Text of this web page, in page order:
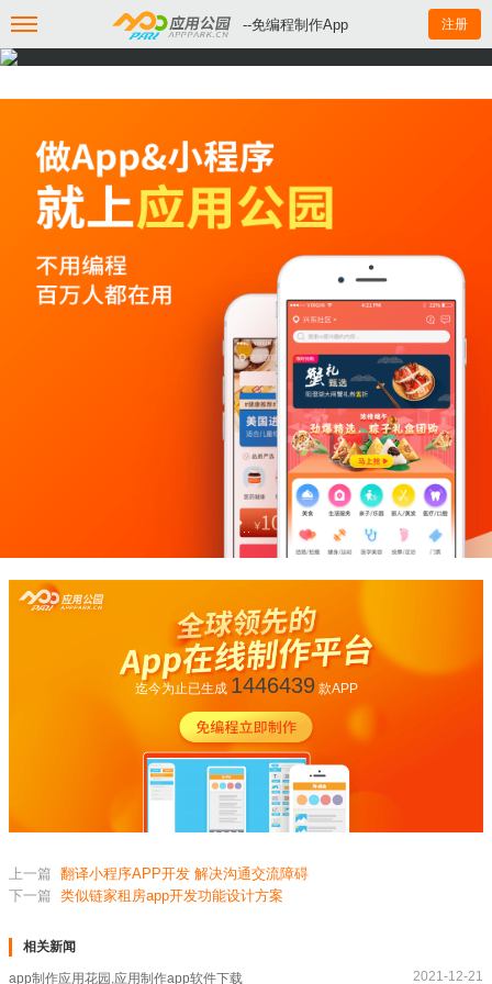
--免编程制作App 注册
迄今为止已生成 1446439款APP
上一篇 翻译小程序APP开发 解决沟通交流障碍
下一篇 类似链家租房app开发功能设计方案
相关新闻
app制作应用花园,应用制作app软件下载 2021-12-21